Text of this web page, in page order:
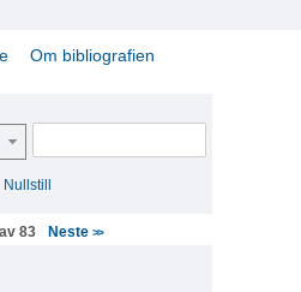
Om bibliografien
Nullstill
83 Neste>>